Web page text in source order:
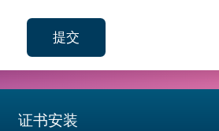
提交
交您的联系信息
证书安装